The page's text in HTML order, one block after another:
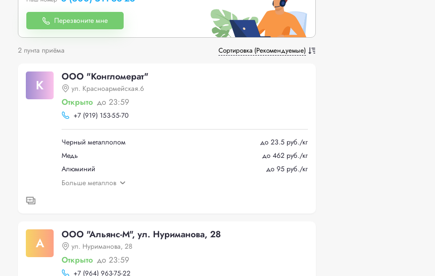
Перезвоните мне
2 пунта приёма Сортировка (Рекомендуемые)
К ООО "Конгломерат"
ул. Красноармейская.6
Открыто до 23:59
+7 (919) 153-55-70
Черный металлолом
до 23.5 руб./кг
Медь
до 462 руб./кг
Алюминий
до 95 руб./кг
Больше металлов
А ООО "Альянс-М", ул. Нуриманова, 28
ул. Нуриманова, 28
Открыто до 23:59
+7 (964) 963-75-22